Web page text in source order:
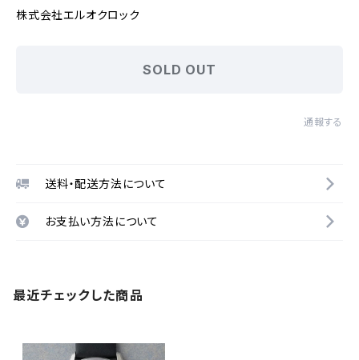
株式会社エルオクロック
SOLD OUT
通報する
送料・配送方法について
お支払い方法について
最近チェックした商品